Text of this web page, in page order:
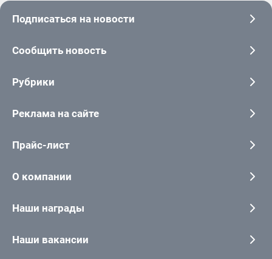
Подписаться на новости
Сообщить новость
Рубрики
Реклама на сайте
Прайс-лист
О компании
Наши награды
Наши вакансии